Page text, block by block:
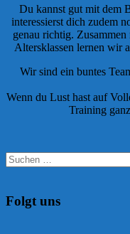
Du kannst gut mit dem
interessierst dich zudem
genau richtig. Zusammen
Altersklassen lernen wir
Wir sind ein buntes
Wenn du Lust hast auf
Training
Suchen
nach:
Folgt uns